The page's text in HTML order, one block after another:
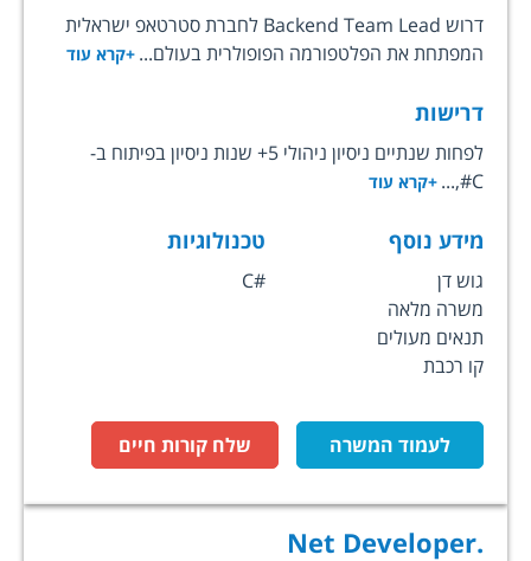
דרוש Backend Team Lead לחברת סטרטאפ ישראלית
המפתחת את הפלטפורמה הפופולרית בעולם... +קרא עוד
דרישות
לפחות שנתיים ניסיון ניהולי 5+ שנות ניסיון בפיתוח ב-
C#,...
+קרא עוד
מידע נוסף
גוש דן
משרה מלאה
תנאים מעולים
קו רכבת
טכנולוגיות
C#
לעמוד המשרה שלח קורות חיים
.Net Developer